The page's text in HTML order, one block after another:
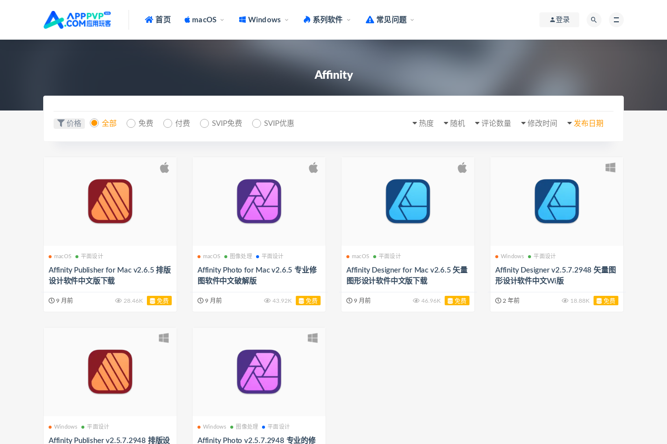
首页 macOS Windows 系列软件 常见问题 登录
Affinity
价格 全部 免费 付费 SVIP免费 SVIP优惠 发布日期
修改时间
评论数量
随机
热度
macOS 平面设计
Affinity Publisher for Mac v2.6.5 排版
设计软件中文版下载
9 月前 28.46K 免费
macOS 图像处理 平面设计
Affinity Photo for Mac v2.6.5 专业修
图软件中文破解版
9 月前 43.92K 免费
macOS 平面设计
Affinity Designer for Mac v2.6.5 矢量
图形设计软件中文版下载
9 月前 46.96K 免费
Windows 平面设计
Affinity Designer v2.5.7.2948 矢量图
形设计软件中文Wi版
2 年前 18.88K 免费
Windows 平面设计
Affinity Publisher v2.5.7.2948 排版设
Windows 图像处理 平面设计
Affinity Photo v2.5.7.2948 专业的修